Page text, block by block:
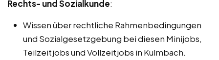
Rechts- und Sozialkunde:
Wissen über rechtliche Rahmenbedingungen
und Sozialgesetzgebung bei diesen Minijobs,
Teilzeitjobs und Vollzeitjobs in Kulmbach.